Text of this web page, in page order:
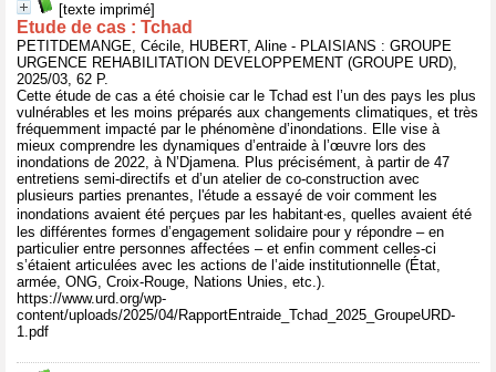
[texte imprimé]
Etude de cas : Tchad
PETITDEMANGE, Cécile, HUBERT, Aline - PLAISIANS : GROUPE
URGENCE REHABILITATION DEVELOPPEMENT (GROUPE URD),
2025/03, 62 P.
Cette étude de cas a été choisie car le Tchad est l’un des pays les plus
vulnérables et les moins préparés aux changements climatiques, et très
fréquemment impacté par le phénomène d’inondations. Elle vise à
mieux comprendre les dynamiques d’entraide à l’œuvre lors des
inondations de 2022, à N’Djamena. Plus précisément, à partir de 47
entretiens semi-directifs et d’un atelier de co-construction avec
plusieurs parties prenantes, l'étude a essayé de voir comment les
inondations avaient été perçues par les habitant‧es, quelles avaient été
les différentes formes d’engagement solidaire pour y répondre – en
particulier entre personnes affectées – et enfin comment celles-ci
s’étaient articulées avec les actions de l’aide institutionnelle (État,
armée, ONG, Croix-Rouge, Nations Unies, etc.).
https://www.urd.org/wp-
content/uploads/2025/04/RapportEntraide_Tchad_2025_GroupeURD-
1.pdf